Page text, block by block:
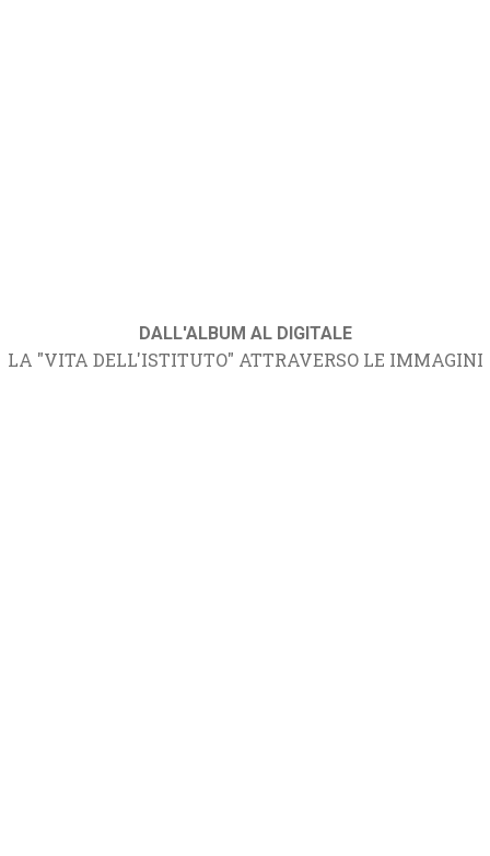
DALL'ALBUM AL DIGITALE
LA "VITA DELL'ISTITUTO" ATTRAVERSO LE IMMAGINI